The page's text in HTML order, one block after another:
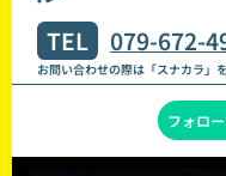
TEL 079-672-
お問い合わせの際は「スナカラ」
フォロ